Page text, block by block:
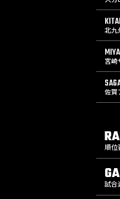
北九
宮崎
佐賀
順位
試合